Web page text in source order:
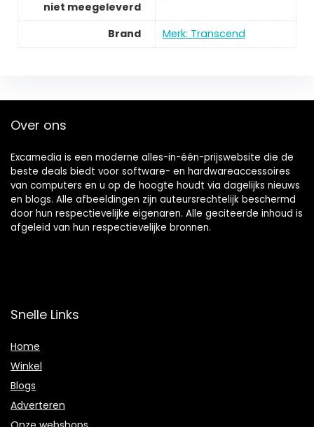
niet meegeleverd
Brand Merk: Transcend
Over ons
Excamedia is een moderne alles-in-één-prijswebsite die de
beste deals biedt voor software- en hardwareaccessoires
van computers en u op de hoogte houdt via dagelijks nieuws
en blogs. Alle afbeeldingen zijn auteursrechtelijk beschermd
door hun respectievelijke eigenaren. Alle geciteerde inhoud is
afgeleid van hun respectievelijke bronnen.
Snelle Links
Home
Winkel
Blogs
Adverteren